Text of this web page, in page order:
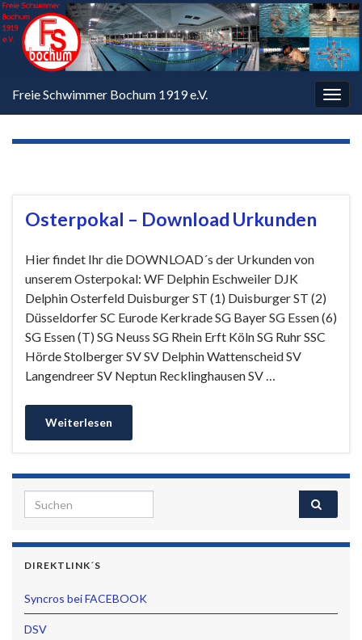
Freie Schwimmer Bochum 1919 e.V.
Osterpokal – Download Urkunden
Hier findet Ihr die DOWNLOAD´s der Urkunden von
unserem Osterpokal: WF Delphin Eschweiler DJK
Delphin Osterfeld Duisburger ST (1) Duisburger ST (2)
Düsseldorfer SC Eurode Kerkrade SG Bayer SG Essen (6)
SG Essen (T) SG Neuss SG Rhein Erft Köln SG Ruhr SSC
Hörde Stolberger SV SV Delphin Wattenscheid SV
Langendreer SV Neptun Recklinghausen SV …
Weiterlesen
Search for:
DIREKTLINK´S
Syncros bei FACEBOOK
DSV